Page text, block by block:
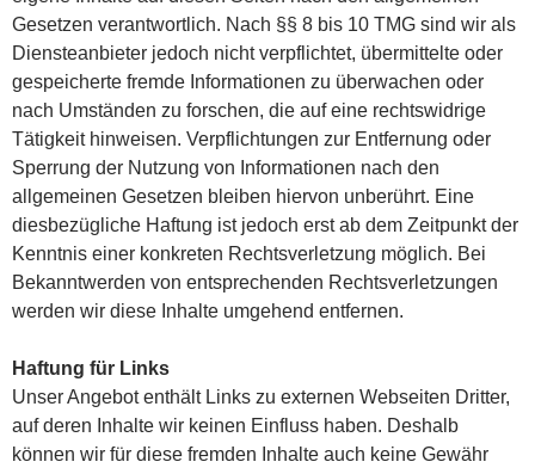
Gesetzen verantwortlich. Nach §§ 8 bis 10 TMG sind wir als
Diensteanbieter jedoch nicht verpflichtet, übermittelte oder
gespeicherte fremde Informationen zu überwachen oder
nach Umständen zu forschen, die auf eine rechtswidrige
Tätigkeit hinweisen. Verpflichtungen zur Entfernung oder
Sperrung der Nutzung von Informationen nach den
allgemeinen Gesetzen bleiben hiervon unberührt. Eine
diesbezügliche Haftung ist jedoch erst ab dem Zeitpunkt der
Kenntnis einer konkreten Rechtsverletzung möglich. Bei
Bekanntwerden von entsprechenden Rechtsverletzungen
werden wir diese Inhalte umgehend entfernen.
Haftung für Links
Unser Angebot enthält Links zu externen Webseiten Dritter,
auf deren Inhalte wir keinen Einfluss haben. Deshalb
können wir für diese fremden Inhalte auch keine Gewähr